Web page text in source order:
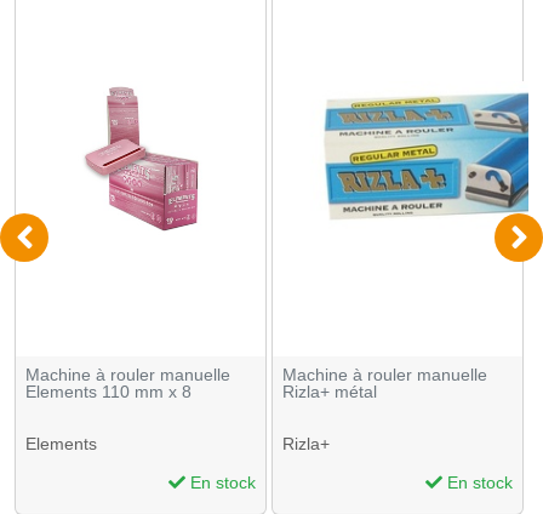
Machine à rouler manuelle
Elements 110 mm x 8
Elements
En stock
Machine à rouler manuelle
Rizla+ métal
Rizla+
En stock